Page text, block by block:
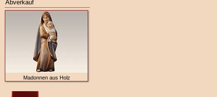
Abverkauf
Madonnen aus Holz